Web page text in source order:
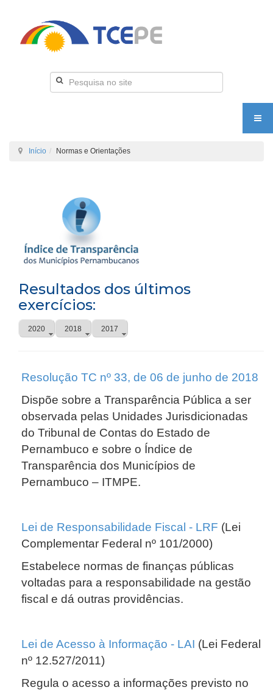
Início Normas e Orientações
Resultados dos últimos
exercícios:
2020 2018 2017
Resolução TC nº 33, de 06 de junho de 2018
Dispõe sobre a Transparência Pública a ser
observada pelas Unidades Jurisdicionadas
do Tribunal de Contas do Estado de
Pernambuco e sobre o Índice de
Transparência dos Municípios de
Pernambuco – ITMPE.
Lei de Responsabilidade Fiscal - LRF (Lei
Complementar Federal nº 101/2000)
Estabelece normas de finanças públicas
voltadas para a responsabilidade na gestão
fiscal e dá outras providências.
Lei de Acesso à Informação - LAI (Lei Federal
nº 12.527/2011)
Regula o acesso a informações previsto no